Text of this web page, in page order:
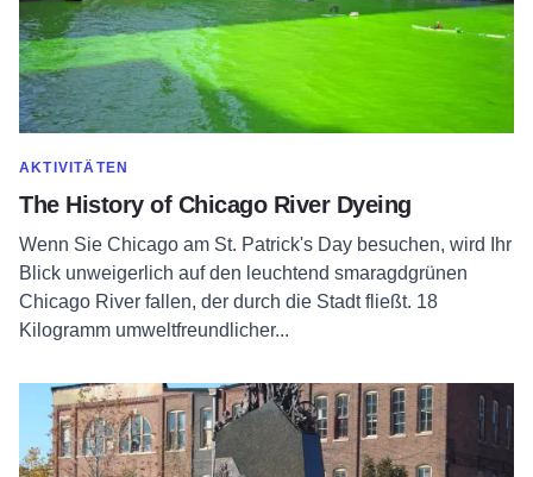
MEHR ANZEIGEN IN DER KATEGORIE
AKTIVITÄTEN
The History of Chicago River Dyeing
Wenn Sie Chicago am St. Patrick's Day besuchen, wird Ihr
Blick unweigerlich auf den leuchtend smaragdgrünen
Chicago River fallen, der durch die Stadt fließt. 18
Kilogramm umweltfreundlicher...
Erfahren Sie mehr über Illinois' African-American History